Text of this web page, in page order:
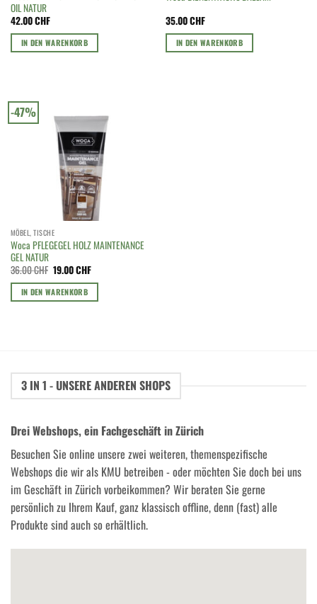
OIL NATUR
42.00CHF
IN DEN WARENKORB
35.00CHF
IN DEN WARENKORB
-47%
MÖBEL, TISCHE
Woca PFLEGEGEL HOLZ MAINTENANCE
GEL NATUR
36.00CHF Ursprünglicher
Preis
war:
36.00 CHF
19.00CHFAktueller
ist:
IN DEN WARENKORB
3 IN 1 - UNSERE ANDEREN SHOPS
Drei Webshops, ein Fachgeschäft in Zürich
Besuchen Sie online unsere zwei weiteren, themenspezifische
Webshops die wir als KMU betreiben - oder möchten Sie doch bei uns
im Geschäft in Zürich vorbeikommen? Wir beraten Sie gerne
persönlich zu Ihrem Kauf, ganz klassisch offline, denn (fast) alle
Produkte sind auch so erhältlich.